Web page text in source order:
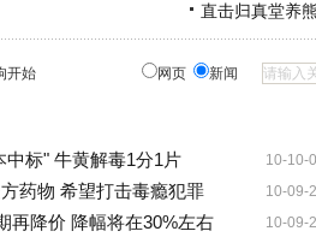
直击归真堂养
开始 网页 新闻
10-10-
标" 牛黄解毒1分1片
10-09-
药物 希望打击毒瘾犯罪
10-09-
再降价 降幅将在30%左右